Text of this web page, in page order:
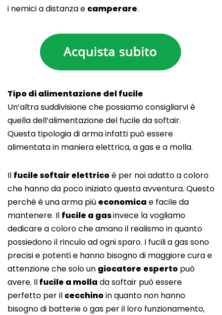
i nemici a distanza e camperare.
Tipo di alimentazione del fucile
Un’altra suddivisione che possiamo consigliarvi è
quella dell’alimentazione del fucile da softair.
Questa tipologia di arma infatti può essere
alimentata in maniera elettrica, a gas e a molla.
Il fucile softair elettricoè per noi adatto a coloro
che hanno da poco iniziato questa avventura. Questo
perché è una arma più economica e facile da
mantenere. Il fucile a gasinvece la vogliamo
dedicare a coloro che amano il realismo in quanto
possiedono il rinculo ad ogni sparo. I fucili a gas sono
precisi e potenti e hanno bisogno di maggiore cura e
attenzione che solo un giocatore esperto può
avere. Ilfucile a molla da softair può essere
perfetto per il cecchinoin quanto non hanno
bisogno di batterie o gas per il loro funzionamento,